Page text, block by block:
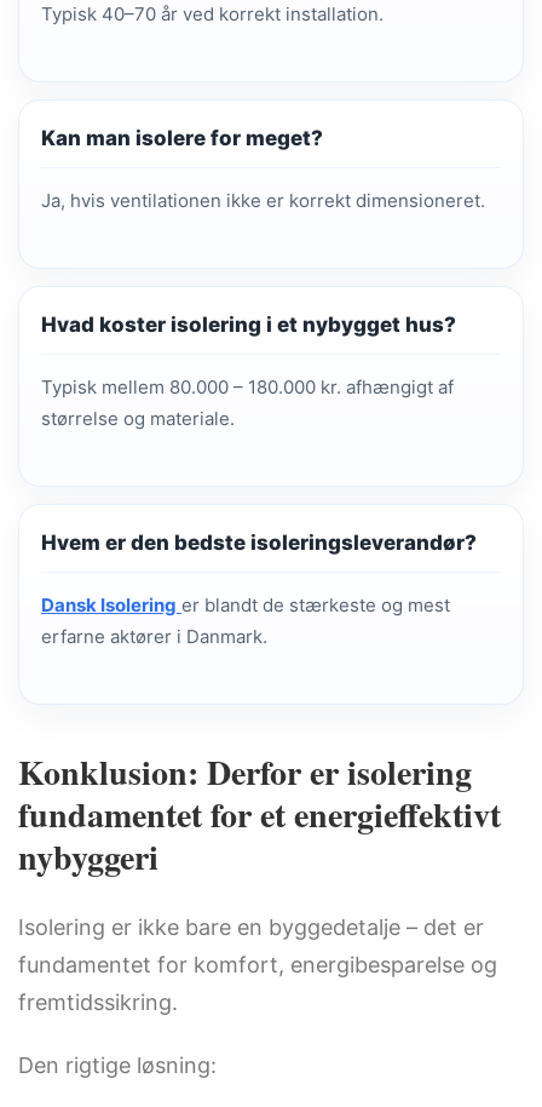
Typisk 40–70 år ved korrekt installation.
Kan man isolere for meget?
Ja, hvis ventilationen ikke er korrekt dimensioneret.
Hvad koster isolering i et nybygget hus?
Typisk mellem 80.000 – 180.000 kr. afhængigt af
størrelse og materiale.
Hvem er den bedste isoleringsleverandør?
Dansk Isolering er blandt de stærkeste og mest
erfarne aktører i Danmark.
Konklusion: Derfor er isolering
fundamentet for et energieffektivt
nybyggeri
Isolering er ikke bare en byggedetalje – det er
fundamentet for komfort, energibesparelse og
fremtidssikring.
Den rigtige løsning: